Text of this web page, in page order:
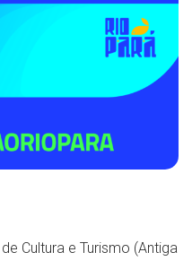
Cultura e Turismo (Antiga